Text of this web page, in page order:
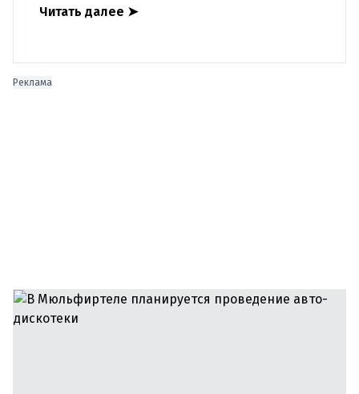
обычно. Но даже в этот не
Читать далее ➤
Реклама